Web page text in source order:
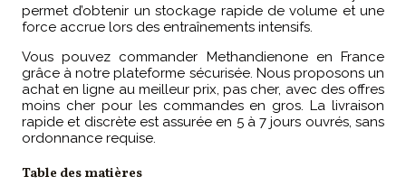
permet d’obtenir un stockage rapide de volume et une
force accrue lors des entraînements intensifs.
Vous pouvez commander Methandienone en France
grâce à notre plateforme sécurisée. Nous proposons un
achat en ligne au meilleur prix, pas cher, avec des offres
moins cher pour les commandes en gros. La livraison
rapide et discrète est assurée en 5 à 7 jours ouvrés, sans
ordonnance requise.
Table des matières